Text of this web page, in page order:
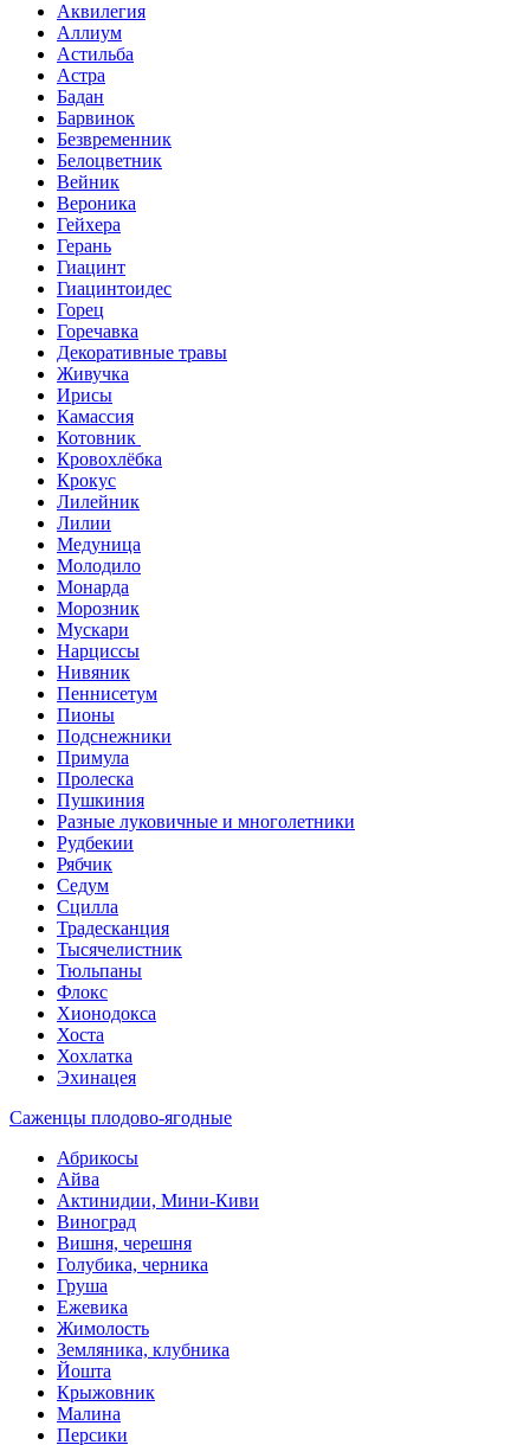
Аквилегия
Аллиум
Астильба
Астра
Бадан
Барвинок
Безвременник
Белоцветник
Вейник
Вероника
Гейхера
Герань
Гиацинт
Гиацинтоидес
Горец
Горечавка
Декоративные травы
Живучка
Ирисы
Камассия
Котовник
Кровохлёбка
Крокус
Лилейник
Лилии
Медуница
Молодило
Монарда
Морозник
Мускари
Нарциссы
Нивяник
Пеннисетум
Пионы
Подснежники
Примула
Пролеска
Пушкиния
Разные луковичные и многолетники
Рудбекии
Рябчик
Седум
Сцилла
Традесканция
Тысячелистник
Тюльпаны
Флокс
Хионодокса
Хоста
Хохлатка
Эхинацея
Саженцы плодово-ягодные
Абрикосы
Айва
Актинидии, Мини-Киви
Виноград
Вишня, черешня
Голубика, черника
Груша
Ежевика
Жимолость
Земляника, клубника
Йошта
Крыжовник
Малина
Персики